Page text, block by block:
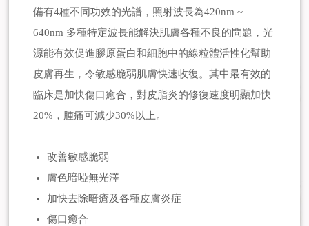
備有4種不同功效的光譜，照射波長為420nm ~
640nm 多種特定波長能解決肌膚各種不良的問題，光
源能有效促進膠原蛋白和細胞中的線粒體活性化幫助
皮膚再生，令敏感脆弱肌膚快速收復。其中最有效的
臨床是加快傷口癒合，對皮脂炎的修復速度明顯加快
20%，腫痛可減少30%以上。
改善敏感脆弱
膚色暗啞無光澤
加快去除暗瘡及各種皮膚炎症
傷口癒合